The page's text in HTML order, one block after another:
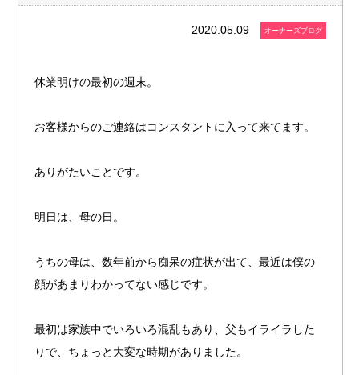
2020.05.09 オーナーズブログ
休業明けの最初の週末。
お客様からのご連絡はコンスタントに入って来てます。
ありがたいことです。
明日は、母の日。
うちの母は、数年前から痴呆の症状が出て、最近は僕の
顔があまりわかってない感じです。
最初は家族中でいろいろ混乱もあり、父もイライラした
りで、ちょっと大変な時期がありました。